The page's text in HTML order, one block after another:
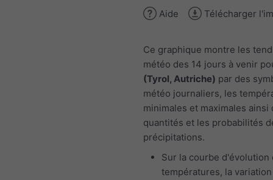
Aide Télécharger
Ce graphique montre les
météo des 14 jours à venir
(Tyrol, Autriche) par des
météo journaliers, les
minimales et maximales ainsi
quantités et les probabilités
précipitations.
Sur la courbe d'évolution
températures, la